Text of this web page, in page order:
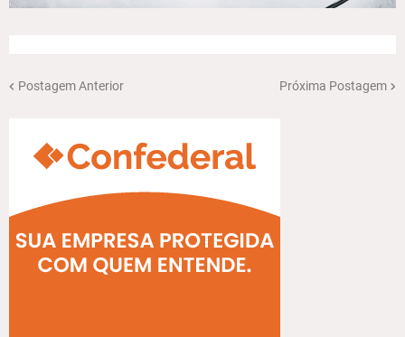
Postagem Anterior Próxima Postagem